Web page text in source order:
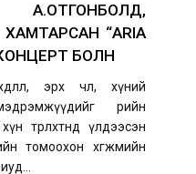
“ARIA
БОЛН
эрх чөлөө, хүний
өөрийн
төрөлхтөнд үлдээсэн
томоохон хөгжмийн